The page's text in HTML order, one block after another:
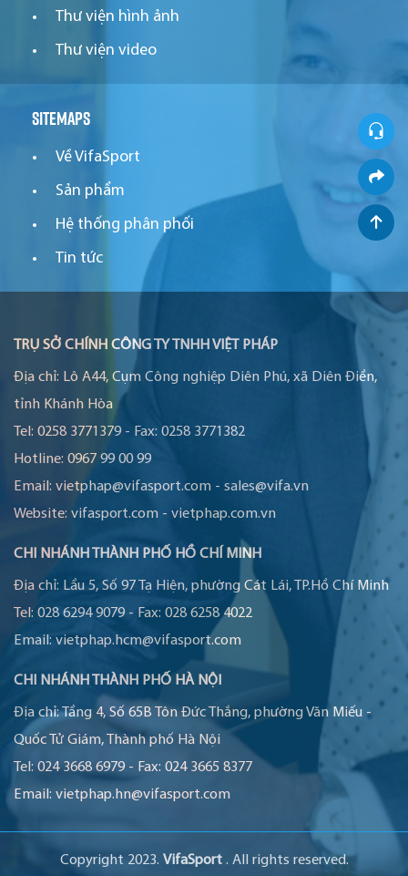
Thư viện hình ảnh
Thư viện video
Sitemaps
Về VifaSport
Sản phẩm
Hệ thống phân phối
Tin tức
TRỤ SỞ CHÍNH CÔNG TY TNHH VIỆT PHÁP
Địa chỉ: Lô A44, Cụm Công nghiệp Diên Phú, xã Diên Điền,
tỉnh Khánh Hòa
Tel: 0258 3771379 - Fax: 0258 3771382
Hotline: 0967 99 00 99
Email: vietphap@vifasport.com - sales@vifa.vn
Website: vifasport.com - vietphap.com.vn
CHI NHÁNH THÀNH PHỐ HỒ CHÍ MINH
Địa chỉ: Lầu 5, Số 97 Tạ Hiện, phường Cát Lái, TP.Hồ Chí Minh
Tel: 028 6294 9079- Fax: 028 6258 4022
Email: vietphap.hcm@vifasport.com
CHI NHÁNH THÀNH PHỐ HÀ NỘI
Địa chỉ:Tầng 4, Số 65B Tôn Đức Thắng, phường Văn Miếu -
Quốc Tử Giám, Thành phố Hà Nội
Tel: 024 3668 6979- Fax: 024 3665 8377
Email: vietphap.hn@vifasport.com
Copyright 2023. VifaSport . All rights reserved.